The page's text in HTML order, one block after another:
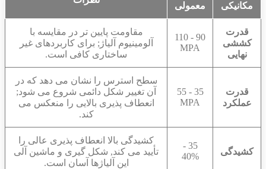
مکانیکی
معمولی
قدرت
کششی
نهایی
90 - 110
MPA
مقاومت پایین تر در مقایسه با
آلومینیوم آلیاژ; برای کاربردهای غیر
ساختاری کافی است.
قدرت
عملکرد
35 - 55
MPA
سطح استرس را نشان می دهد که در
آن تغییر شکل دائمی شروع می شود;
انعطاف پذیری بالایی را منعکس می
کند.
کشیدگی
35 -
40%
کشیدگی بالا انعطاف پذیری عالی را
تأیید می کند, شکل گیری و ماشین آلی
این آلیاژها آسان است.